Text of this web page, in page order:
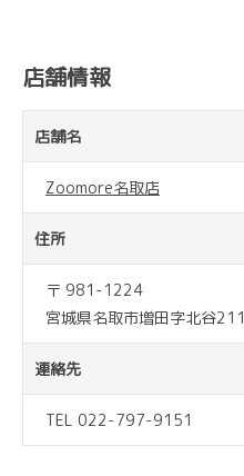
店舗情報
店舗名
Zoomore名取店
住所
〒 981-1224
宮城県名取市増田字北谷211
連絡先
TEL 022-797-9151